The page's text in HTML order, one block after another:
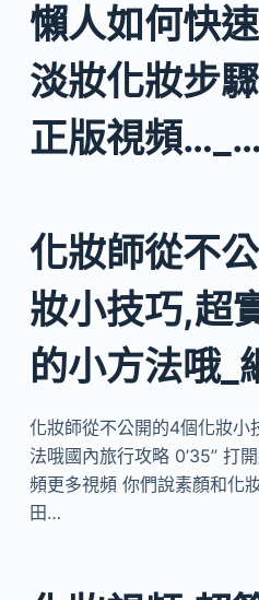
懶人如何快
淡妝化妝步
正版視頻…_…
化妝師從不
妝小技巧,超
的小方法哦_
化妝師從不公開的4個化妝小
法哦國內旅行攻略 0’35” 打
頻更多視頻 你們說素顏和化
田…